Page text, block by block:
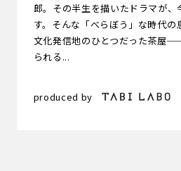
郎。その半生を描いたドラマが、
す。そんな「べらぼう」な時代の
文化発信地のひとつだった茶屋
られる...
produced by